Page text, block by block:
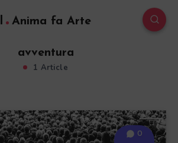
l Anima fa Arte
avventura
1 Article
0